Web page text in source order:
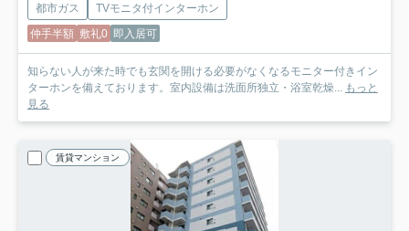
都市ガス
TVモニタ付インターホン
仲手半額 敷礼0 即入居可
知らない人が来た時でも玄関を開ける必要がなくなるモニター付きイン
ターホンを備えております。室内設備は洗面所独立・浴室乾燥... もっと
見る
賃貸マンション